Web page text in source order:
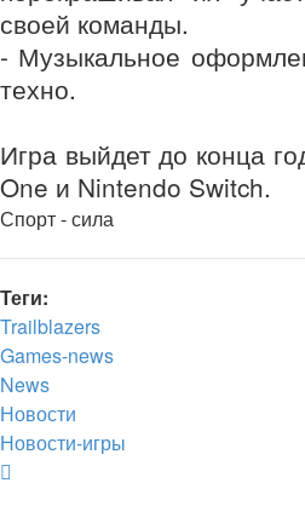
своей команды.
- Музыкальное
техно.
Игра выйдет до конца
One и Nintendo Switch.
Спорт - сила
Теги:
Trailblazers
Games-news
News
Новости
Новости-игры